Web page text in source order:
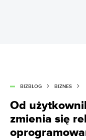
BIZBLOG BIZNES
Od
zmienia się